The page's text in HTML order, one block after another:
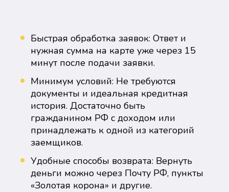
Быстрая обработка заявок: Ответ и
нужная сумма на карте уже через 15
минут после подачи заявки.
Минимум условий: Не требуются
документы и идеальная кредитная
история. Достаточно быть
гражданином РФ с доходом или
принадлежать к одной из категорий
заемщиков.
Удобные способы возврата: Вернуть
деньги можно через Почту РФ, пункты
«Золотая корона» и другие.